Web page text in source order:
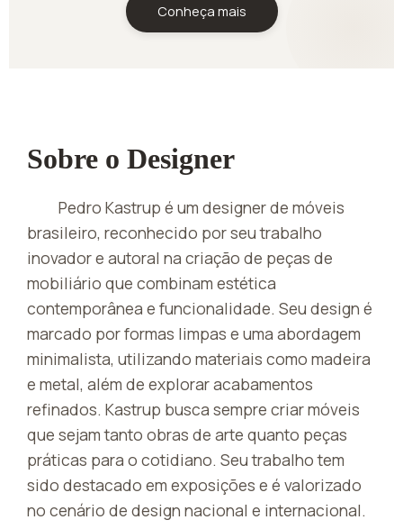
Conheça mais
Sobre o Designer
Pedro Kastrup é um designer de móveis
brasileiro, reconhecido por seu trabalho
inovador e autoral na criação de peças de
mobiliário que combinam estética
contemporânea e funcionalidade. Seu design é
marcado por formas limpas e uma abordagem
minimalista, utilizando materiais como madeira
e metal, além de explorar acabamentos
refinados. Kastrup busca sempre criar móveis
que sejam tanto obras de arte quanto peças
práticas para o cotidiano. Seu trabalho tem
sido destacado em exposições e é valorizado
no cenário de design nacional e internacional.